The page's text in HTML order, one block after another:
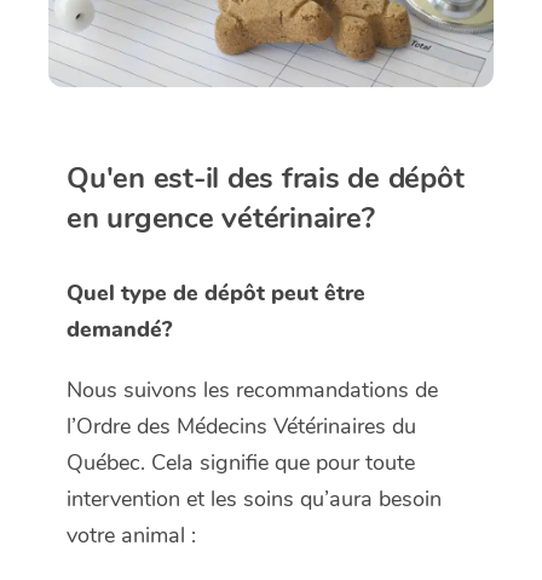
Qu'en est-il des frais de dépôt
en urgence vétérinaire?
Quel type de dépôt peut être
demandé?
Nous suivons les recommandations de
l’Ordre des Médecins Vétérinaires du
Québec. Cela signifie que pour toute
intervention et les soins qu’aura besoin
votre animal :